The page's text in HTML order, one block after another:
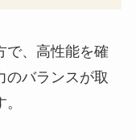
で、高性能を確
のバランスが取